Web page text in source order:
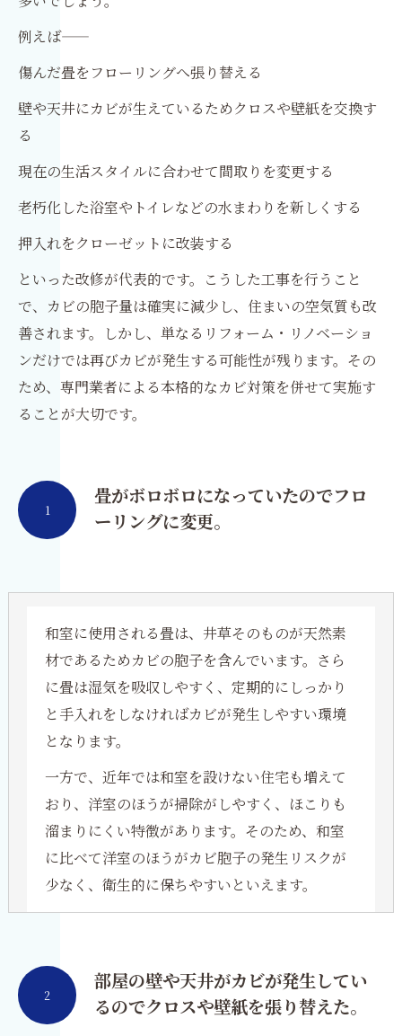
例えば――
傷んだ畳をフローリングへ張り替える
壁や天井にカビが生えているためクロスや壁紙を交換す
る
現在の生活スタイルに合わせて間取りを変更する
老朽化した浴室やトイレなどの水まわりを新しくする
押入れをクローゼットに改装する
といった改修が代表的です。こうした工事を行うこと
で、カビの胞子量は確実に減少し、住まいの空気質も改
善されます。しかし、単なるリフォーム・リノベーショ
ンだけでは再びカビが発生する可能性が残ります。その
ため、専門業者による本格的なカビ対策を併せて実施す
ることが大切です。
畳がボロボロになっていたのでフロ
ーリングに変更。
1
和室に使用される畳は、井草そのものが天然素
材であるためカビの胞子を含んでいます。さら
に畳は湿気を吸収しやすく、定期的にしっかり
と手入れをしなければカビが発生しやすい環境
となります。
一方で、近年では和室を設けない住宅も増えて
おり、洋室のほうが掃除がしやすく、ほこりも
溜まりにくい特徴があります。そのため、和室
に比べて洋室のほうがカビ胞子の発生リスクが
少なく、衛生的に保ちやすいといえます。
部屋の壁や天井がカビが発生してい
るのでクロスや壁紙を張り替えた。
2